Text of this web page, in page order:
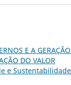
E A
DO VALOR
e